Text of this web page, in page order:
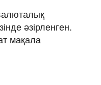
әзірленген.
мақала